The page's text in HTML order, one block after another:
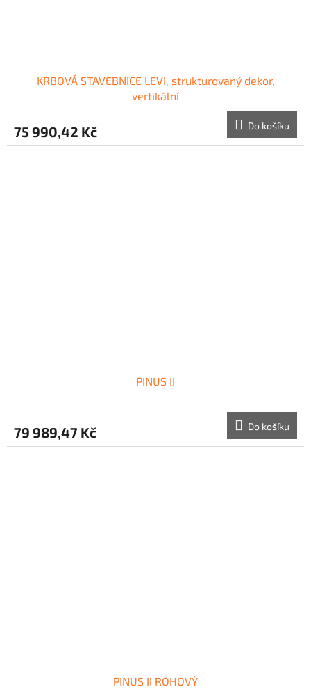
KRBOVÁ STAVEBNICE LEVI, strukturovaný dekor,
vertikální
75 990,42 Kč Do košíku
PINUS II
79 989,47 Kč Do košíku
PINUS II ROHOVÝ